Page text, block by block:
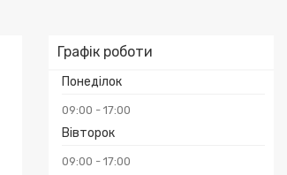
Графік роботи
Понеділок
09:00 17:00
Вівторок
09:00 17:00